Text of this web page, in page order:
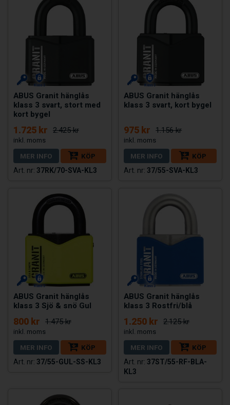
ABUS Granit hänglås
klass 3 svart, stort med
kort bygel
1.725 kr 2.425 kr
MER INFO
KÖP
37RK/70-SVA-KL3
ABUS Granit hänglås
klass 3 svart, kort bygel
975 kr 1.156 kr
MER INFO
KÖP
37/55-SVA-KL3
ABUS Granit hänglås
klass 3 Sjö & snö Gul
800 kr 1.475 kr
MER INFO
KÖP
37/55-GUL-SS-KL3
ABUS Granit hänglås
klass 3 Rostfri/blå
1.250 kr 2.125 kr
MER INFO
KÖP
37ST/55-RF-BLA-
KL3